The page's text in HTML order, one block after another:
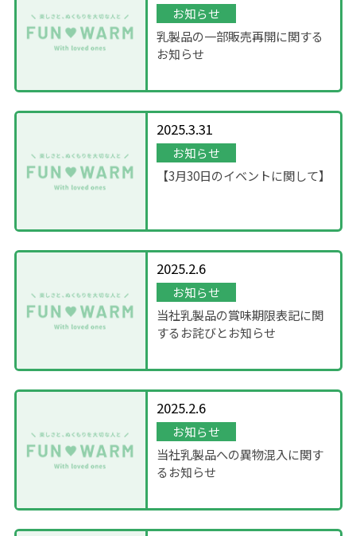
お知らせ
乳製品の一部販売再開に関する
お知らせ
2025.3.31
お知らせ
【3月30日のイベントに関して】
2025.2.6
お知らせ
当社乳製品の賞味期限表記に関
するお詫びとお知らせ
2025.2.6
お知らせ
当社乳製品への異物混入に関す
るお知らせ